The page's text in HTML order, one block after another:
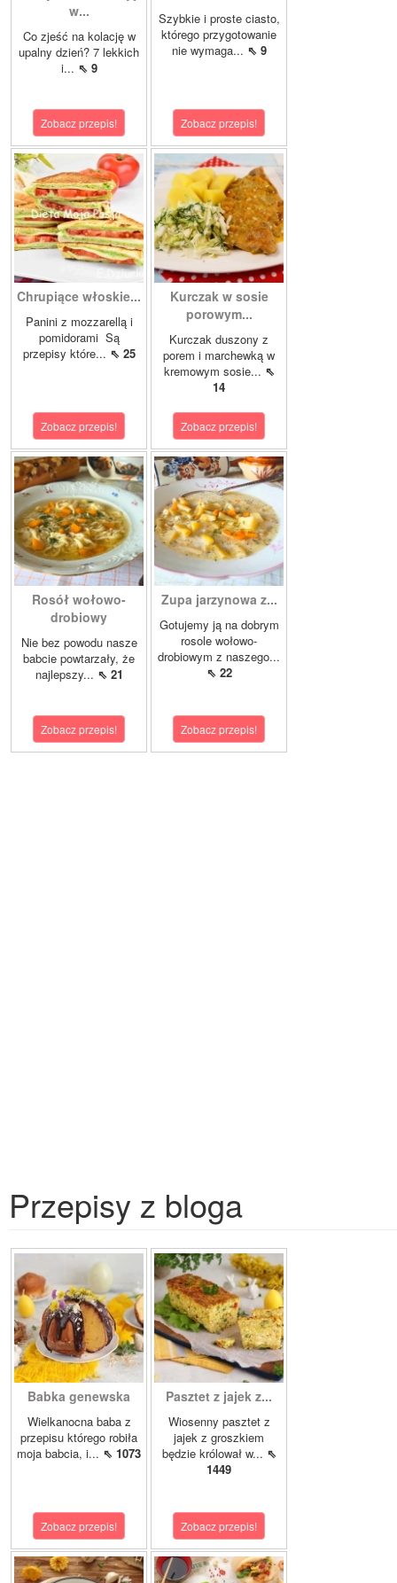
w...
Co zjeść na kolację w
upalny dzień? 7 lekkich
i... ⇖ 9
Zobacz przepis!
Szybkie i proste ciasto,
którego przygotowanie
nie wymaga... ⇖ 9
Zobacz przepis!
Chrupiące włoskie...
Panini z mozzarellą i
pomidorami Są
przepisy które... ⇖ 25
Zobacz przepis!
Kurczak w sosie
porowym...
Kurczak duszony z
porem i marchewką w
kremowym sosie... ⇖
14
Zobacz przepis!
Rosół wołowo-
drobiowy
Nie bez powodu nasze
babcie powtarzały, że
najlepszy... ⇖ 21
Zobacz przepis!
Zupa jarzynowa z...
Gotujemy ją na dobrym
rosole wołowo-
drobiowym z naszego...
⇖ 22
Zobacz przepis!
Przepisy z bloga
Babka genewska
Wielkanocna baba z
przepisu którego robiła
moja babcia, i... ⇖ 1073
Zobacz przepis!
Pasztet z jajek z...
Wiosenny pasztet z
jajek z groszkiem
będzie królował w... ⇖
1449
Zobacz przepis!